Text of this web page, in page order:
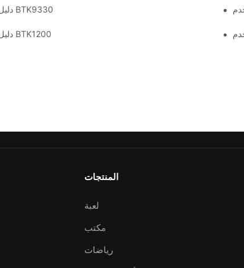
دليل مستخدم BTK9330
دليل مستخدم BTK1200
المنتجات
لعبة
مكتب
رياضات